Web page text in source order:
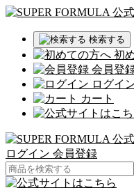
検索する
初
会員登
ログイ
カート
ログイン 会員登録